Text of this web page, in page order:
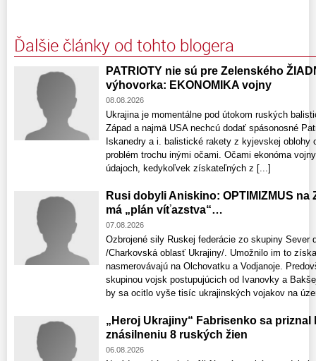
Ďalšie články od tohto blogera
PATRIOTY nie sú pre Zelenského
výhovorka: EKONOMIKA vojny
08.08.2026
Ukrajina je momentálne pod útokom ruských
Západ a najmä USA nechcú dodať spásonosné
Iskanedry a i. balistické rakety z kyjevskej oblohy
problém trochu inými očami. Očami ekonóma
údajoch, kedykoľvek získateľných z [...]
Rusi dobyli Aniskino: OPTIMIZMUS na
má „plán víťazstva“…
07.08.2026
Ozbrojené sily Ruskej federácie zo skupiny Sever
/Charkovská oblasť Ukrajiny/. Umožnilo im to
nasmerovávajú na Olchovatku a Vodjanoje.
skupinou vojsk postupujúcich od Ivanovky a
by sa ocitlo vyše tisíc ukrajinských vojakov na
„Heroj Ukrajiny“ Fabrisenko sa priznal
znásilneniu 8 ruských žien
06.08.2026